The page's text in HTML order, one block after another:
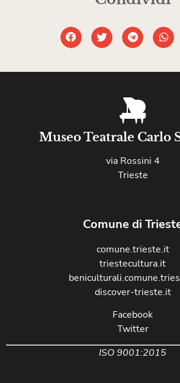
Museo Teatrale Carlo
via Rossini 4
Trieste
Comune di
comune.trieste.it
triestecultura.it
discover-trieste.it
Facebook
Twitter
ISO 9001:2015